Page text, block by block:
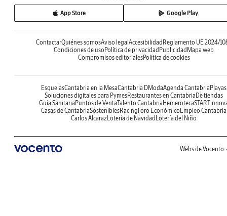
App Store Google Play
ContactarQuiénes somosAviso legalAccesibilidadReglamento UE 2024/
Condiciones de usoPolítica de privacidadPublicidadMapa web
Compromisos editorialesPolítica de cookies
EsquelasCantabria en la MesaCantabria DModaAgenda CantabriaPlayas
Soluciones digitales para PymesRestaurantes en CantabriaDe tiendas
Guía SanitariaPuntos de VentaTalento CantabriaHemeroteca
Casas de CantabriaSosteniblesRacingForo EconómicoEmpleo Cantabria
Carlos AlcarazLotería de NavidadLotería del Niño
Webs de Vocento